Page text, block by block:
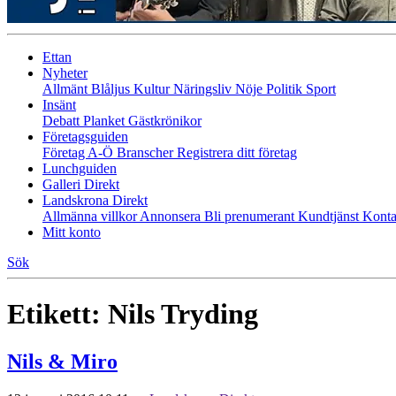
Ettan
Nyheter
Allmänt Blåljus KulturNäringsliv Nöje Politik Sport
Insänt
Debatt Planket Gästkrönikor
Företagsguiden
Företag A-Ö BranscherRegistrera ditt företag
Lunchguiden
Galleri Direkt
Landskrona Direkt
Allmänna villkorAnnonsera Bli prenumerant Kundtjänst
Mitt konto
Sök
Etikett: Nils Tryding
Nils & Miro